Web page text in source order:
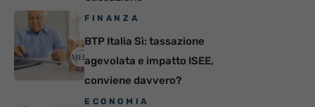
FINANZA
BTP Italia Sì: tassazione
agevolata e impatto ISEE,
conviene davvero?
ECONOMIA